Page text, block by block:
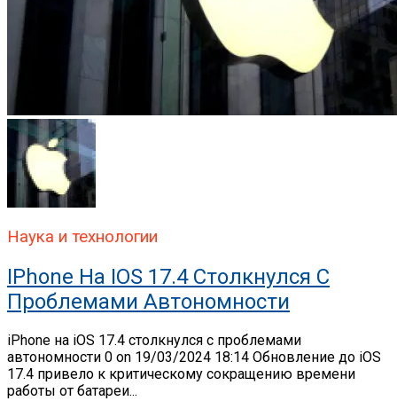
Наука и технологии
IPhone На IOS 17.4 Столкнулся С
Проблемами Автономности
iPhone на iOS 17.4 столкнулся с проблемами
автономности 0 on 19/03/2024 18:14 Обновление до iOS
17.4 привело к критическому сокращению времени
работы от батареи...